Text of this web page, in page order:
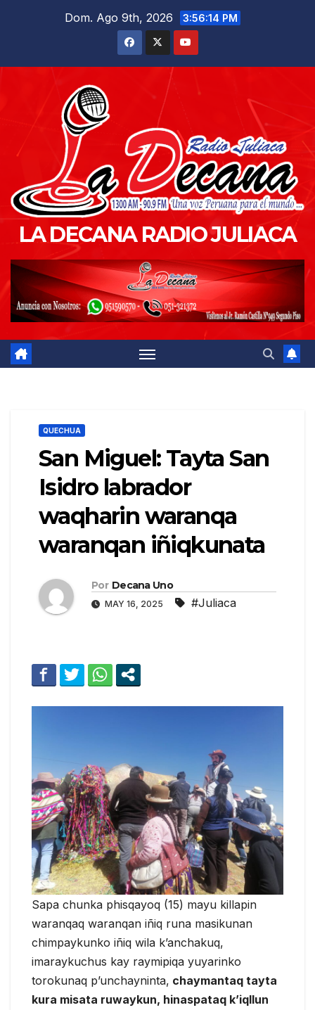
Dom. Ago 9th, 2026 3:56:15 PM
LA DECANA RADIO JULIACA
QUECHUA
San Miguel: Tayta San
Isidro labrador
waqharin waranqa
waranqan iñiqkunata
Por Decana Uno
MAY 16, 2025 #Juliaca
Sapa chunka phisqayoq (15) mayu killapin
waranqaq waranqan iñiq runa masikunan
chimpaykunko iñiq wila k’anchakuq,
imaraykuchus kay raymipiqa yuyarinko
torokunaq p’unchayninta, chaymantaq tayta
kura misata ruwaykun, hinaspataq k’iqllun